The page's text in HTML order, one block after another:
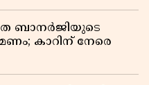
ബാനർജിയുടെ
കാറിന് നേരെ